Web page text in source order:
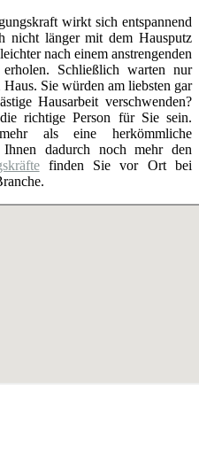
wirkt sich entspannend
nicht länger mit dem Hausputz
nach einem anstrengenden
Schließlich warten nur
Sie würden am liebsten gar
Hausarbeit verschwenden?
richtige Person für Sie sein.
als eine herkömmliche
dadurch noch mehr den
finden Sie vor Ort bei